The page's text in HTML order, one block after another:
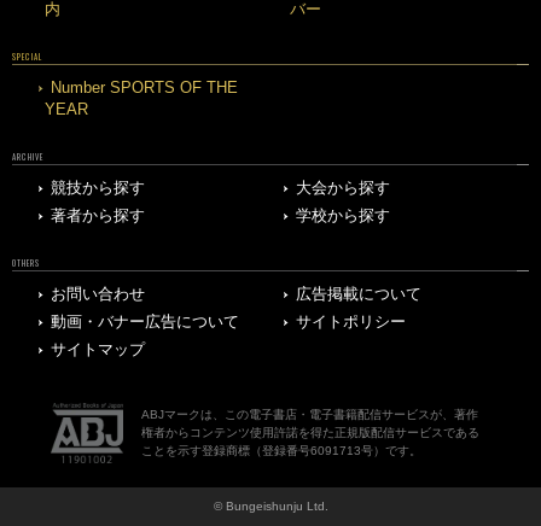
内
バー
SPECIAL
Number SPORTS OF THE
YEAR
ARCHIVE
競技から探す
大会から探す
著者から探す
学校から探す
OTHERS
お問い合わせ
広告掲載について
動画・バナー広告について
サイトポリシー
サイトマップ
ABJマークは、この電子書店・電子書籍配信サービスが、著作
権者からコンテンツ使用許諾を得た正規版配信サービスである
ことを示す登録商標（登録番号6091713号）です。
© Bungeishunju Ltd.